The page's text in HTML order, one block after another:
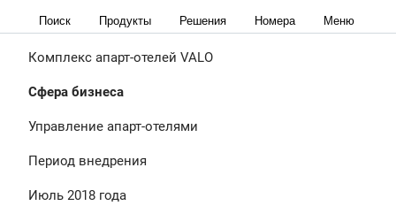
Поиск Продукты Решения Номера Меню
Клиент
Комплекс апарт-отелей VALO
Сфера бизнеса
Управление апарт-отелями
Период внедрения
Июль 2018 года